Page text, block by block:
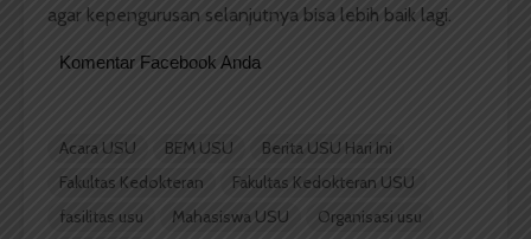
agar kepengurusan selanjutnya bisa lebih baik lagi.
Komentar Facebook Anda
Acara USU BEM USU
Berita USU Hari Ini
Fakultas Kedokteran
Fakultas Kedokteran USU
fasilitas usu
Mahasiswa USU
Organisasi usu